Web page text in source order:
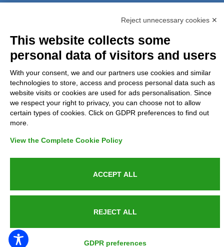
PUBLIC SERVICE ANNOUNCEMENT
Complaints
Refunds and Indemnities
Contacts
Azienda certificata UNI EN ISO 9001:2015
P.IVA 05538100727 - C.so Italia n.8 70123, BARI
Reject unnecessary cookies ✕
This website collects some
personal data of visitors and users
With your consent, we and our partners use cookies and similar
technologies to store, access and process personal data such as
website visits or cookies are used for ads personalisation. Since
we respect your right to privacy, you can choose not to allow
certain types of cookies. Click on GDPR preferences to find out
more.
View the Complete Cookie Policy
ACCEPT ALL
REJECT ALL
GDPR preferences